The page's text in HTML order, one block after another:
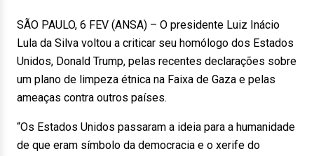
SÃO PAULO, 6 FEV (ANSA) – O presidente Luiz Inácio
Lula da Silva voltou a criticar seu homólogo dos Estados
Unidos, Donald Trump, pelas recentes declarações sobre
um plano de limpeza étnica na Faixa de Gaza e pelas
ameaças contra outros países.
“Os Estados Unidos passaram a ideia para a humanidade
de que eram símbolo da democracia e o xerife do